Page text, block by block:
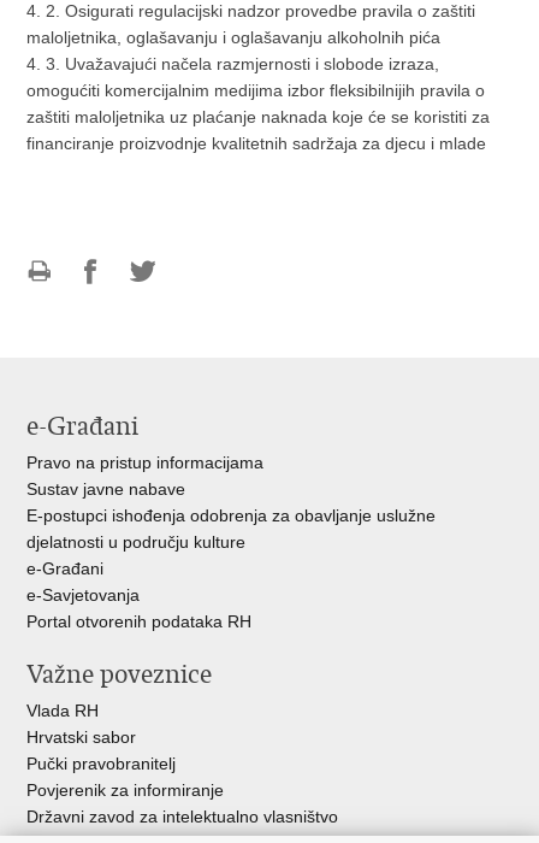
4. 2. Osigurati regulacijski nadzor provedbe pravila o zaštiti
maloljetnika, oglašavanju i oglašavanju alkoholnih pića
4. 3. Uvažavajući načela razmjernosti i slobode izraza,
omogućiti komercijalnim medijima izbor fleksibilnijih pravila o
zaštiti maloljetnika uz plaćanje naknada koje će se koristiti za
financiranje proizvodnje kvalitetnih sadržaja za djecu i mlade
e-Građani
Pravo na pristup informacijama
Sustav javne nabave
E-postupci ishođenja odobrenja za obavljanje uslužne
djelatnosti u području kulture
e-Građani
e-Savjetovanja
Portal otvorenih podataka RH
Važne poveznice
Vlada RH
Hrvatski sabor
Pučki pravobranitelj
Povjerenik za informiranje
Državni zavod za intelektualno vlasništvo